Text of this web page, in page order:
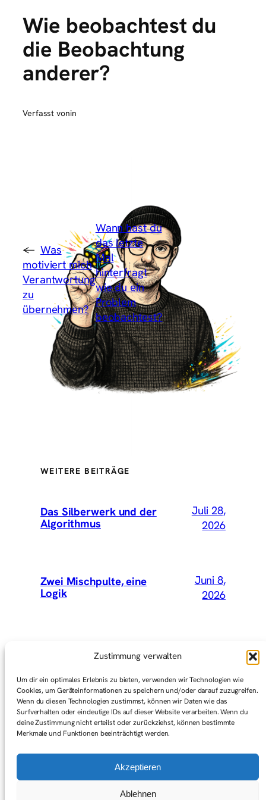
Zustimmung verwalten
Um dir ein optimales Erlebnis zu bieten, verwenden wir Technologien wie
Cookies, um Geräteinformationen zu speichern und/oder darauf zuzugreifen.
Wenn du diesen Technologien zustimmst, können wir Daten wie das
Surfverhalten oder eindeutige IDs auf dieser Website verarbeiten. Wenn du
deine Zustimmung nicht erteilst oder zurückziehst, können bestimmte
Merkmale und Funktionen beeinträchtigt werden.
Akzeptieren
Ablehnen
Wie beobachtest du
die Beobachtung
anderer?
Verfasst vonin
← Was
motiviert mich
Verantwortung
zu
übernehmen?
Wann hast du
das letzte
Mal
hinterfragt
wie du ein
Problem
beobachtest?
→
WEITERE BEITRÄGE
Das Silberwerk und der
Algorithmus
Juli 28,
2026
Zwei Mischpulte, eine
Logik
Juni 8,
2026
Wir hätten Vey mitnehmen
Graswurzelbewegungen
(Gedanken zum ersten Mai)
Mai 1,